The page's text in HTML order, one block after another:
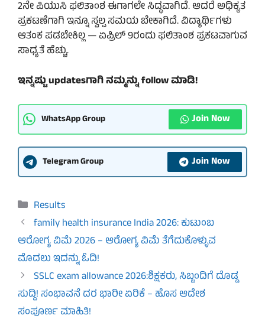
2ನೇ ಪಿಯುಸಿ ಫಲಿತಾಂಶ ಈಗಾಗಲೇ ಸಿದ್ಧವಾಗಿದೆ. ಆದರೆ ಅಧಿಕೃತ
ಪ್ರಕಟಣೆಗಾಗಿ ಇನ್ನೂ ಸ್ವಲ್ಪ ಸಮಯ ಬೇಕಾಗಿದೆ. ವಿದ್ಯಾರ್ಥಿಗಳು
ಆತಂಕ ಪಡಬೇಕಿಲ್ಲ — ಏಪ್ರಿಲ್ 9ರಂದು ಫಲಿತಾಂಶ ಪ್ರಕಟವಾಗುವ
ಸಾಧ್ಯತೆ ಹೆಚ್ಚು.
ಇನ್ನಷ್ಟು updatesಗಾಗಿ ನಮ್ಮನ್ನು follow ಮಾಡಿ!
WhatsApp Group Join Now
Telegram Group Join Now
Categories
Results
family health insurance India 2026: ಕುಟುಂಬ
ಆರೋಗ್ಯ ವಿಮೆ 2026 – ಆರೋಗ್ಯ ವಿಮೆ ತೆಗೆದುಕೊಳ್ಳುವ
ಮೊದಲು ಇದನ್ನು ಓದಿ!
SSLC exam allowance 2026:ಶಿಕ್ಷಕರು, ಸಿಬ್ಬಂದಿಗೆ ದೊಡ್ಡ
ಸುದ್ದಿ! ಸಂಭಾವನೆ ದರ ಭಾರೀ ಏರಿಕೆ – ಹೊಸ ಆದೇಶ
ಸಂಪೂರ್ಣ ಮಾಹಿತಿ!